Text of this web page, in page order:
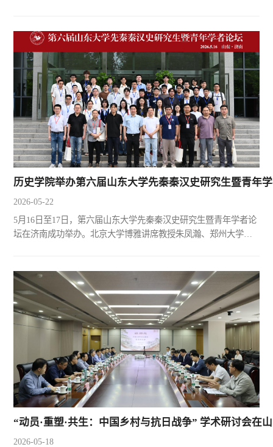
回顾了双方自2021年以来的交流合作基础。随后，吴文萍介绍了
陵园的整体发展情况和纪念馆“学术立馆”的工作方向，并表达了
在档案管理、学术研究等方面的合作需求。王磊及各部门负责人
员...
历史学院举办第六届山东大学先秦秦汉史研究生暨青年
2026-05-22
5月16日至17日，第六届山东大学先秦秦汉史研究生暨青年学者论
坛在济南成功举办。北京大学博雅讲席教授朱凤瀚、郑州大学考
式。山东大学历史学院院长代国玺教授出席开幕式并致辞。山东
大学历史学院2025级博士研究生付强主持开幕式。第六届山东大
学先秦秦汉史研究生暨青年学者论坛合影代国玺教授在致辞中回
顾了历...
“动员·重塑·共生：中国乡村与抗日战争” 学术研讨会在
2026-05-18